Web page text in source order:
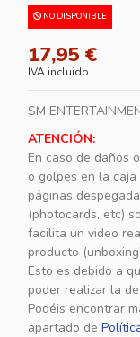
NO DISPONIBLE
17,95 €
IVA incluido
SM
ATENCIÓN:
En caso de daños
o golpes en la
páginas
(photocards, etc)
facilita un video
producto
Esto es debido a
poder realizar la
Podéis encontrar
apartado de